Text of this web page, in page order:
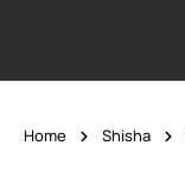
Home Shisha